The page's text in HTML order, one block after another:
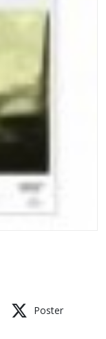
Poster